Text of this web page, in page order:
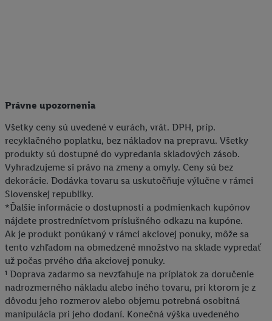
Právne upozornenia
Všetky ceny sú uvedené v eurách, vrát. DPH, príp.
recyklačného poplatku, bez nákladov na prepravu. Všetky
produkty sú dostupné do vypredania skladových zásob.
Vyhradzujeme si právo na zmeny a omyly. Ceny sú bez
dekorácie. Dodávka tovaru sa uskutočňuje výlučne v rámci
Slovenskej republiky.
*Ďalšie informácie o dostupnosti a podmienkach kupónov
nájdete prostredníctvom príslušného odkazu na kupóne.
Ak je produkt ponúkaný v rámci akciovej ponuky, môže sa
tento vzhľadom na obmedzené množstvo na sklade vypredať
už počas prvého dňa akciovej ponuky.
¹ Doprava zadarmo sa nevzťahuje na príplatok za doručenie
nadrozmerného nákladu alebo iného tovaru, pri ktorom je z
dôvodu jeho rozmerov alebo objemu potrebná osobitná
manipulácia pri jeho dodaní. Konečná výška uvedeného